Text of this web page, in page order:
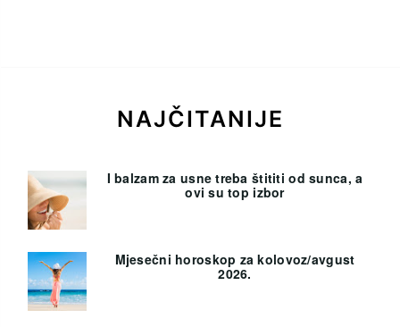
NAJČITANIJE
I balzam za usne treba štititi od sunca, a
ovi su top izbor
Mjesečni horoskop za kolovoz/avgust
2026.